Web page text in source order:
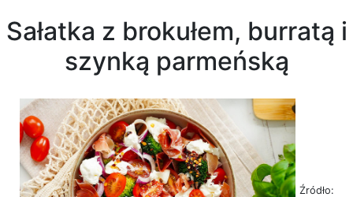
Sałatka z brokułem, burratą i
szynką parmeńską
Źródło: